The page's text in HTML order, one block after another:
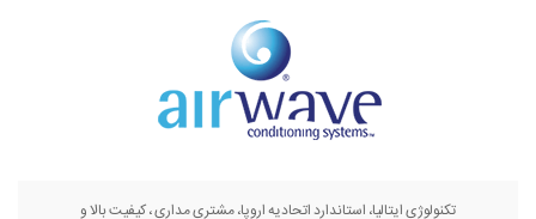
تکنولوژی ایتالیا، استاندارد اتحادیه اروپا، مشتری مداری ، کیفیت بالا و